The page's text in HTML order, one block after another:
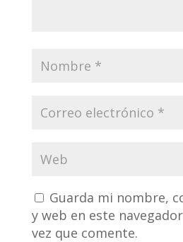
Guarda mi nombre,
y web en este
vez que comente.